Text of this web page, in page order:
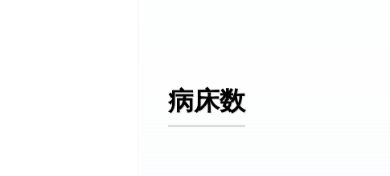
病床数